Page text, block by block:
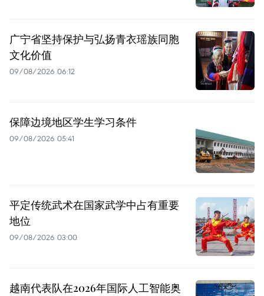
广宁省坚持保护与弘扬青衣瑶族同胞
文化价值
09/08/2026 06:12
保障边境地区学生学习条件
09/08/2026 05:41
平定传统武术在国家武学中占有重要
地位
09/08/2026 03:00
越南代表队在2026年国际人工智能奥